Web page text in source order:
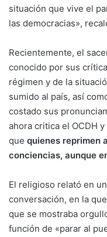
situación que vive el
las democracias»,
Recientemente, el
conocido por sus
régimen y de la
sumido al país, así
costado sus
ahora critica el OCDH
que quienes reprimen
conciencias, aunque
El religioso relató en
conversación, en la
que se mostraba
función de «parar al